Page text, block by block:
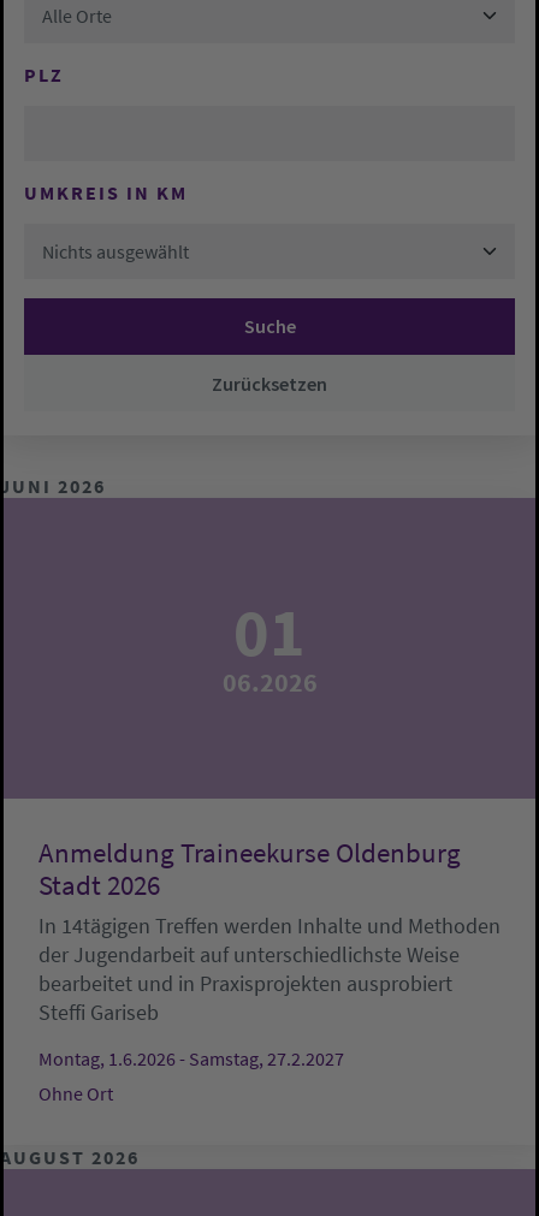
Alle Orte
PLZ
UMKREIS IN KM
Nichts ausgewählt
Suche
Zurücksetzen
JUNI 2026
01
06.2026
Anmeldung Traineekurse Oldenburg
Stadt 2026
In 14tägigen Treffen werden Inhalte und Methoden
der Jugendarbeit auf unterschiedlichste Weise
bearbeitet und in Praxisprojekten ausprobiert
Steffi Gariseb
Montag, 1.6.2026 - Samstag, 27.2.2027
Ohne Ort
AUGUST 2026